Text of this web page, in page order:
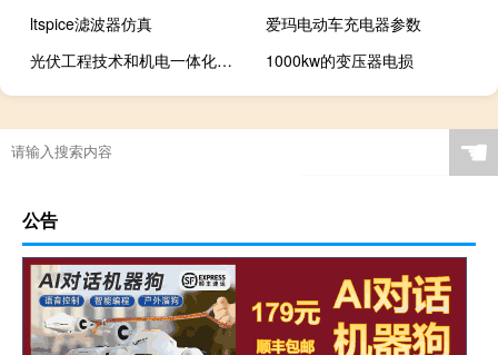
ltspice滤波器仿真
爱玛电动车充电器参数
光伏工程技术和机电一体化哪个好
1000kw的变压器电损
☚
公告